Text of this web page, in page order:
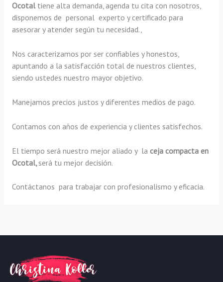
Ocotaltiene alta demanda, agenda tu cita con nosotros,
disponemos de personal experto y certificado para
asesorar y atender según tu necesidad.,
Nos caracterizamos por ser confiables y honestos,
apuntando a la satisfacción total de nuestros clientes,
siendo ustedes nuestro mayor objetivo.
Manejamos precios justos y diferentes medios de pago.
Contamos con años de experiencia y clientes satisfechos.
El tiempo será nuestro mejor aliado y la ceja compacta en
Ocotal, será tu mejor decisión.
Contáctanos para trabajar con profesionalismo y eficacia.